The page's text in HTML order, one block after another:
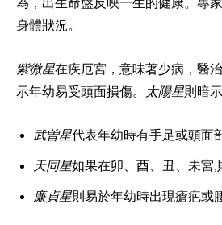
為，出生命盤反映一生的健康。專
身體狀況。
紫微星在疾厄宮，意味著少病，醫治
示年幼易受頭面損傷。
太陽星則暗
武曽星代表年幼時有手足或頭面
天同星如果在卯、酉、丑、未宮,
廉貞星則易於年幼時出現瘡疤或